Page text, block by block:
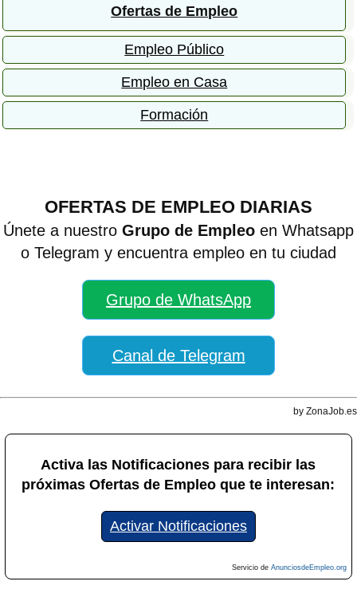
Ofertas de Empleo
Empleo Público
Empleo en Casa
Formación
OFERTAS DE EMPLEO DIARIAS
Únete a nuestro Grupo de Empleo en Whatsapp
o Telegram y encuentra empleo en tu ciudad
Grupo de WhatsApp
Canal de Telegram
by ZonaJob.es
Activa las Notificaciones para recibir las
próximas Ofertas de Empleo que te interesan:
Activar Notificaciones
Servicio de AnunciosdeEmpleo.org